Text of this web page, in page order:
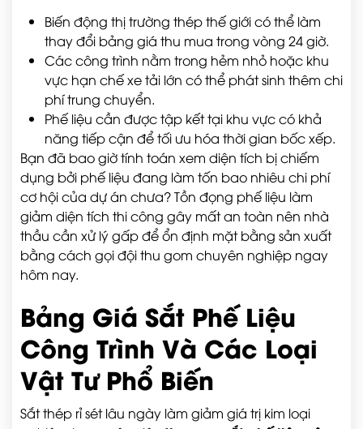
Biến động thị trường thép thế giới có thể làm
thay đổi bảng giá thu mua trong vòng 24 giờ.
Các công trình nằm trong hẻm nhỏ hoặc khu
vực hạn chế xe tải lớn có thể phát sinh thêm chi
phí trung chuyển.
Phế liệu cần được tập kết tại khu vực có khả
năng tiếp cận để tối ưu hóa thời gian bốc xếp.
Bạn đã bao giờ tính toán xem diện tích bị chiếm
dụng bởi phế liệu đang làm tốn bao nhiêu chi phí
cơ hội của dự án chưa? Tồn đọng phế liệu làm
giảm diện tích thi công gây mất an toàn nên nhà
thầu cần xử lý gấp để ổn định mặt bằng sản xuất
bằng cách gọi đội thu gom chuyên nghiệp ngay
hôm nay.
Bảng Giá Sắt Phế Liệu
Công Trình Và Các Loại
Vật Tư Phổ Biến
Sắt thép rỉ sét lâu ngày làm giảm giá trị kim loại